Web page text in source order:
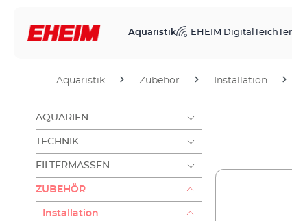
Aquaristik EHEIM Digital Teich
Aquaristik Zubehör Installation
AQUARIEN
TECHNIK
FILTERMASSEN
ZUBEHÖR
Installation